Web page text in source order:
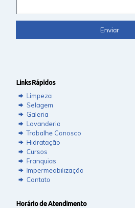
Links Rápidos
Limpeza
Selagem
Galeria
Lavanderia
Trabalhe Conosco
Hidratação
Cursos
Franquias
Impermeabilização
Contato
Horário de Atendimento